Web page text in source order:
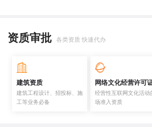
资质审批 各类资质 快速代办
建筑资质
建筑工程设计、招投标、施
工等业务必备
网络文化经营许可
经营性互联网文化活动
场准入资质